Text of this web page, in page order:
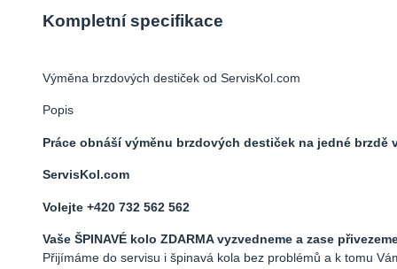
Kompletní specifikace
Výměna brzdových destiček od ServisKol.com
Popis
Práce obnáší výměnu brzdových destiček na jedné
ServisKol.com
Volejte +420 732 562 562
Vaše ŠPINAVÉ kolo ZDARMA vyzvedneme a zase
Přijímáme do servisu i špinavá kola bez problémů a k tomu